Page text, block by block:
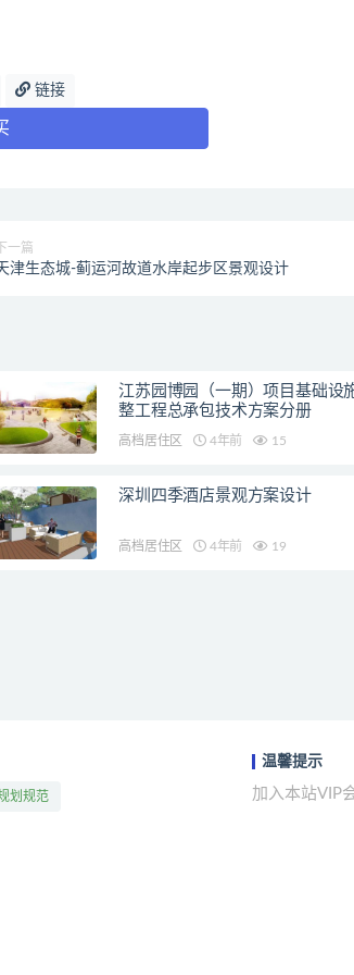
链接
下一篇
津生态城-蓟运河故道水岸起步区景观设计
江苏园博园（一期）项目基础设
整工程总承包技术方案分册
高档居住区 4年前 15
深圳四季酒店景观方案设计
高档居住区 4年前 19
划规范
温馨提示
加入本站VIP